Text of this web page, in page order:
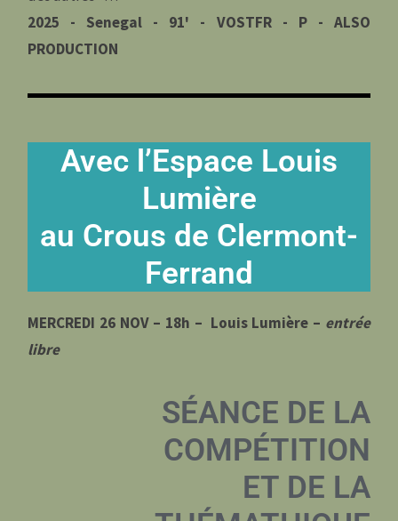
2025 - Senegal - 91' - VOSTFR - P - ALSO
PRODUCTION
Avec l’Espace Louis
Lumière
au Crous de Clermont-
Ferrand
MERCREDI 26 NOV – 18h – Louis Lumière – entrée
libre
SÉANCE DE LA
COMPÉTITION
ET DE LA